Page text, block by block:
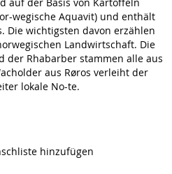
auf der Basis von Kartoffeln
wegische Aquavit) und enthält
Die wichtigsten davon erzählen
Landwirtschaft. Die
der Rhabarber stammen alle aus
aus Røros verleiht der
lokale No-te.
hinzufügen